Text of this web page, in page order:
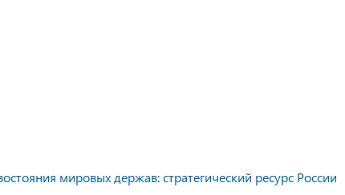
мировых держав: стратегический ресурс России